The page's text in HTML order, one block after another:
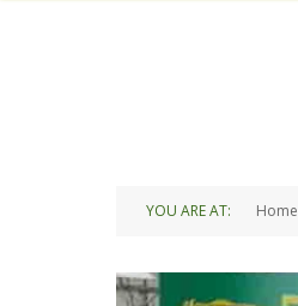
YOU ARE AT: Home